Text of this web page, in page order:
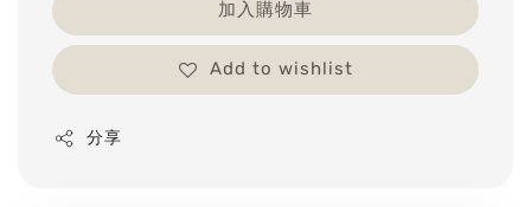
加入購物車
Add to wishlist
分享